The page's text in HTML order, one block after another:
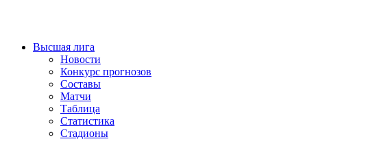
Высшая лига
Новости
Конкурс прогнозов
Составы
Матчи
Таблица
Статистика
Стадионы